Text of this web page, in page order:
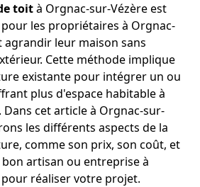
toità Orgnac-sur-Vézère est
les propriétaires à Orgnac-
agrandir leur maison sans
Cette méthode implique
existante pour intégrer un ou
plus d'espace habitable à
Dans cet article à Orgnac-sur-
les différents aspects de la
comme son prix, son coût, et
artisan ou entreprise à
réaliser votre projet.